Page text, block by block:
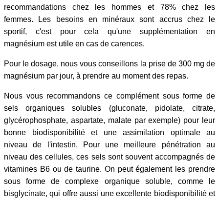
recommandations chez les hommes et 78% chez les
femmes. Les besoins en minéraux sont accrus chez le
sportif, c'est pour cela qu'une supplémentation en
magnésium est utile en cas de carences.
Pour le dosage, nous vous conseillons la prise de 300 mg de
magnésium par jour, à prendre au moment des repas.
Nous vous recommandons ce complément sous forme de
sels organiques solubles (gluconate, pidolate, citrate,
glycérophosphate, aspartate, malate par exemple) pour leur
bonne biodisponibilité et une assimilation optimale au
niveau de l'intestin. Pour une meilleure pénétration au
niveau des cellules, ces sels sont souvent accompagnés de
vitamines B6 ou de taurine. On peut également les prendre
sous forme de complexe organique soluble, comme le
bisglycinate, qui offre aussi une excellente biodisponibilité et